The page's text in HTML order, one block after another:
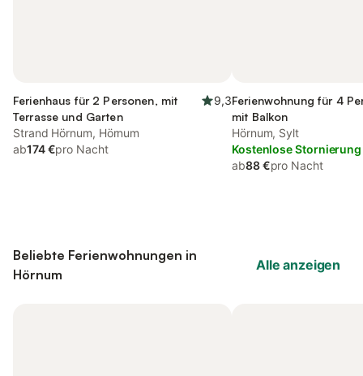
Ferienhaus für 2 Personen, mit
Terrasse und Garten
9,3
Strand Hörnum, Hörnum
ab174 €pro Nacht
Ferienwohnung für 4
mit Balkon
Hörnum, Sylt
Kostenlose Stornierung
ab88 €pro Nacht
Beliebte Ferienwohnungen in
Hörnum
Alle anzeigen